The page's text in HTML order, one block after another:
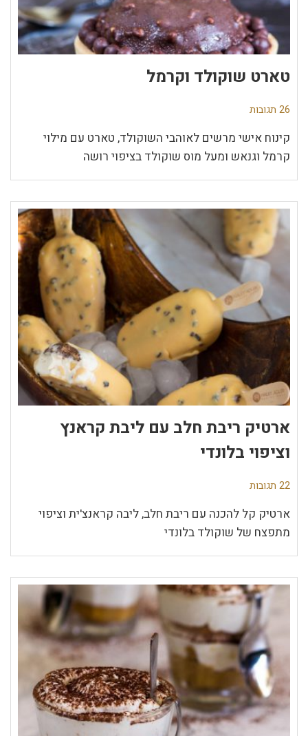
טארט שוקולד וקרמל
26 תגובות
קינוח אישי מרשים לאוהבי השוקולד, טארט עם מילוי
קרמל וגנאש ומעל מוס שוקולד בציפוי רושה
ארטיק ריבת חלב עם ליבת קראנץ
וציפוי בלונדי
22 תגובות
ארטיק קל להכנה עם ריבת חלב, ליבה קראנצ'ית וציפוי
מתפצח של שוקולד בלונדי